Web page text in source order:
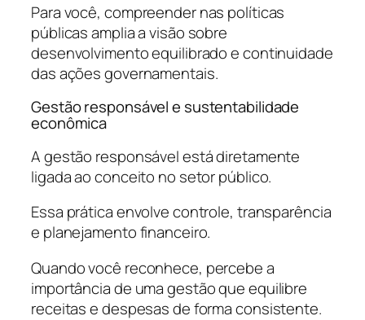
Para você, compreender nas políticas
públicas amplia a visão sobre
desenvolvimento equilibrado e continuidade
das ações governamentais.
Gestão responsável e sustentabilidade
econômica
A gestão responsável está diretamente
ligada ao conceito no setor público.
Essa prática envolve controle, transparência
e planejamento financeiro.
Quando você reconhece, percebe a
importância de uma gestão que equilibre
receitas e despesas de forma consistente.